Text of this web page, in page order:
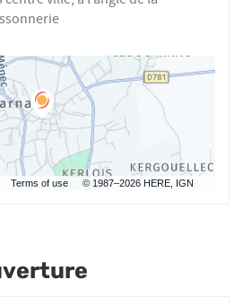
Terms of use © 1987–2026 HERE, IGN